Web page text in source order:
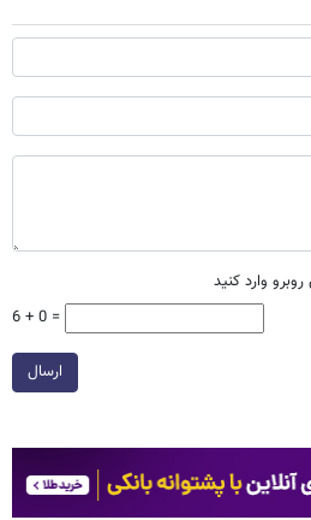
وارد کنید
6 + 0 =
ارسال